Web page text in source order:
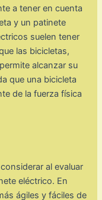
a tener en cuenta
y un patinete
suelen tener
las bicicletas,
alcanzar su
que una bicicleta
de la fuerza física
al evaluar
eléctrico. En
ágiles y fáciles de